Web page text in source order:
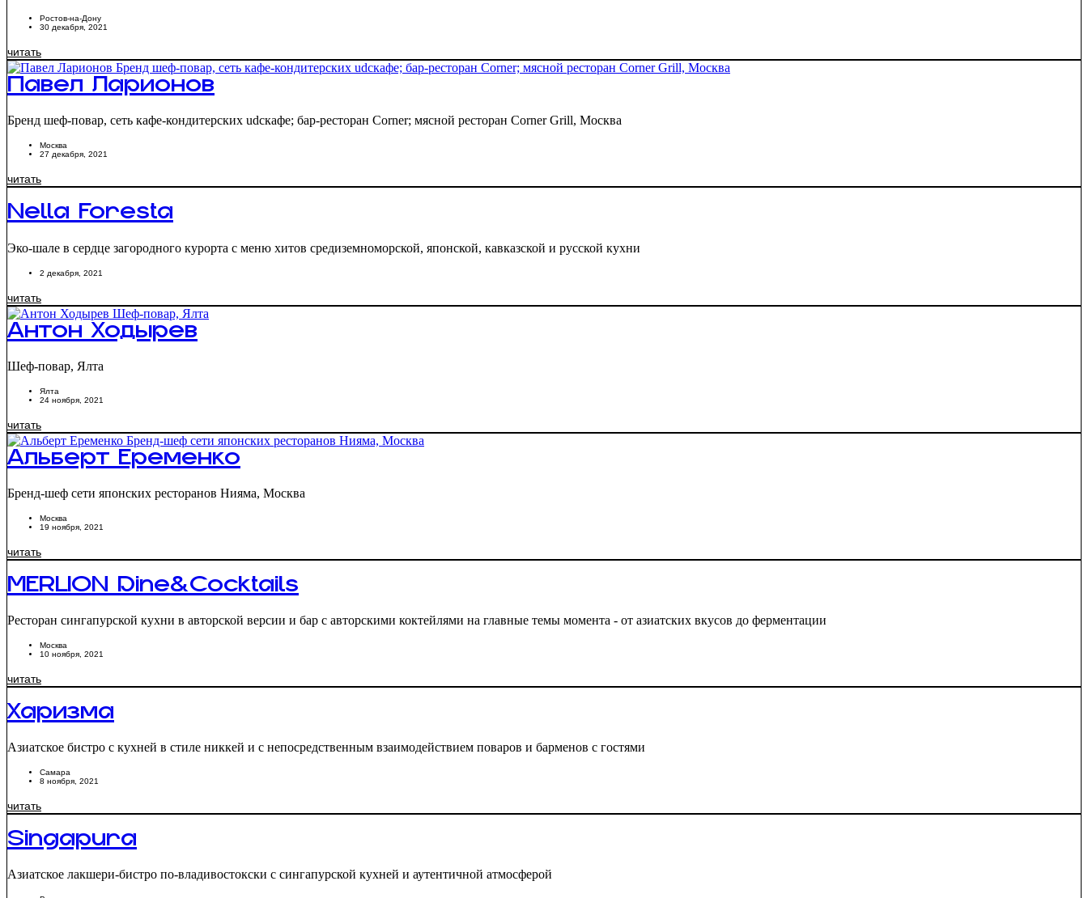
Ростов-на-Дону
30 декабря, 2021
читать
Павел Ларионов
Бренд шеф-повар, сеть кафе-кондитерских udcкафе; бар-ресторан Corner; мясной ресторан Corner Grill, Москва
Москва
27 декабря, 2021
читать
Nella Foresta
Эко-шале в сердце загородного курорта с меню хитов средиземноморской, японской, кавказской и русской кухни
2 декабря, 2021
читать
Антон Ходырев
Шеф-повар, Ялта
Ялта
24 ноября, 2021
читать
Альберт Еременко
Бренд-шеф сети японских ресторанов Нияма, Москва
Москва
19 ноября, 2021
читать
MERLION Dine&Cocktails
Ресторан сингапурской кухни в авторской версии и бар с авторскими коктейлями на главные темы момента - от азиатских вкусов до ферментации
Москва
10 ноября, 2021
читать
Харизма
Азиатское бистро с кухней в стиле никкей и с непосредственным взаимодействием поваров и барменов с гостями
Самара
8 ноября, 2021
читать
Singapura
Азиатское лакшери-бистро по-владивостокски с сингапурской кухней и аутентичной атмосферой